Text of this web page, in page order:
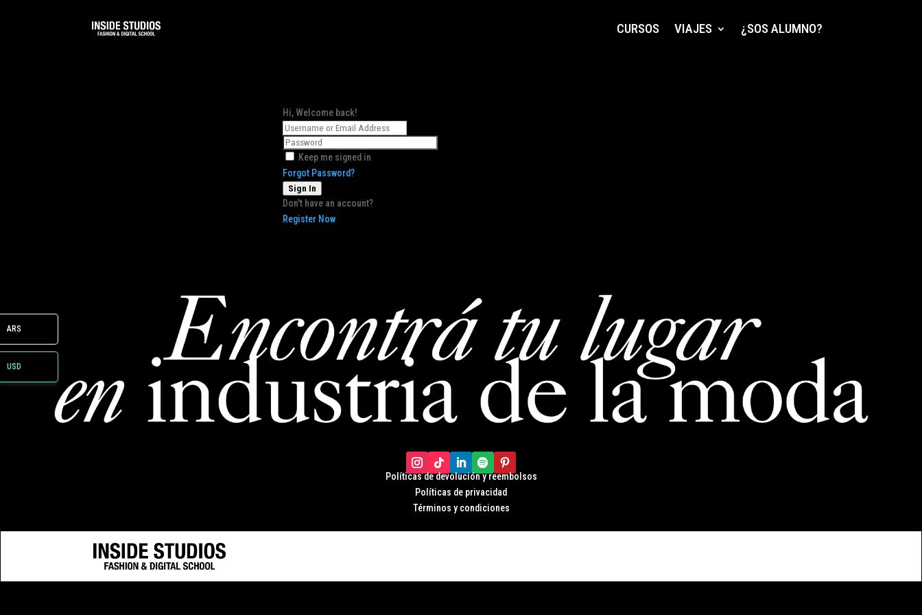
CURSOS VIAJES ¿SOS ALUMNO?
Hi, Welcome back!
Keep me signed in
Forgot Password?
Sign In
Don't have an account?
Register Now
Políticas de devolución y reembolsos
Políticas de privacidad
Términos y condiciones
ARS
USD